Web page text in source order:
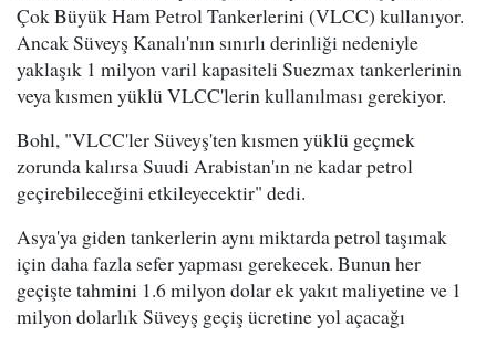
Çok Büyük Ham Petrol Tankerlerini (VLCC) kullanıyor.
Ancak Süveyş Kanalı'nın sınırlı derinliği nedeniyle
yaklaşık 1 milyon varil kapasiteli Suezmax tankerlerinin
veya kısmen yüklü VLCC'lerin kullanılması gerekiyor.
Bohl, "VLCC'ler Süveyş'ten kısmen yüklü geçmek
zorunda kalırsa Suudi Arabistan'ın ne kadar petrol
geçirebileceğini etkileyecektir" dedi.
Asya'ya giden tankerlerin aynı miktarda petrol taşımak
için daha fazla sefer yapması gerekecek. Bunun her
geçişte tahmini 1.6 milyon dolar ek yakıt maliyetine ve 1
milyon dolarlık Süveyş geçiş ücretine yol açacağı